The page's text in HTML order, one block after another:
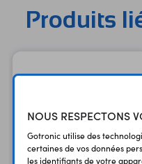
Produits
NOUS RESPECTONS
Gotronic utilise des
certaines de vos données
les identifiants de votre